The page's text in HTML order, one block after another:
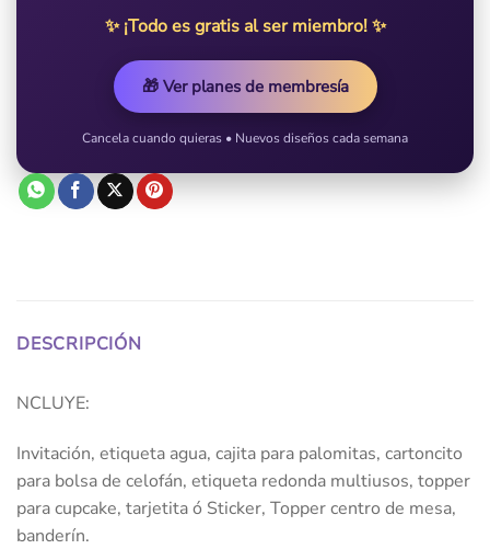
✨ ¡Todo es gratis al ser miembro! ✨
🎁 Ver planes de membresía
Cancela cuando quieras • Nuevos diseños cada semana
DESCRIPCIÓN
NCLUYE:
Invitación, etiqueta agua, cajita para palomitas, cartoncito
para bolsa de celofán, etiqueta redonda multiusos, topper
para cupcake, tarjetita ó Sticker, Topper centro de mesa,
banderín.